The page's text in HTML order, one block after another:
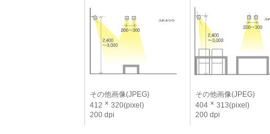
その他画像(JPEG)
412
320(pixel)
200 dpi
その他画像(JPEG)
404
313(pixel)
200 dpi